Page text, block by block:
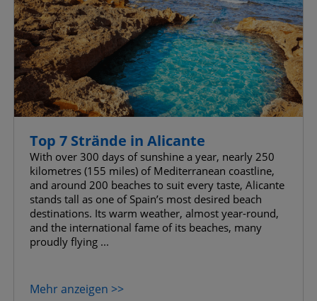
Top 7 Strände in Alicante
With over 300 days of sunshine a year, nearly 250
kilometres (155 miles) of Mediterranean coastline,
and around 200 beaches to suit every taste, Alicante
stands tall as one of Spain’s most desired beach
destinations. Its warm weather, almost year-round,
and the international fame of its beaches, many
proudly flying ...
Mehr anzeigen >>